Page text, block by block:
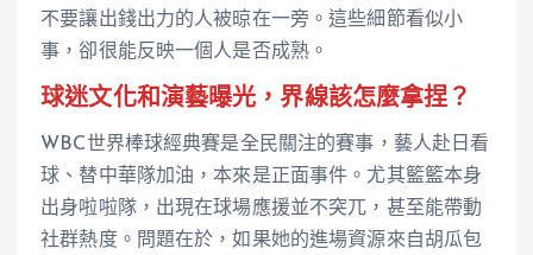
不要讓出錢出力的人被晾在一旁。這些細節看似小
事，卻很能反映一個人是否成熟。
球迷文化和演藝曝光，界線該怎麼拿捏？
WBC世界棒球經典賽是全民關注的賽事，藝人赴日看
球、替中華隊加油，本來是正面事件。尤其籃籃本身
出身啦啦隊，出現在球場應援並不突兀，甚至能帶動
社群熱度。問題在於，如果她的進場資源來自胡瓜包